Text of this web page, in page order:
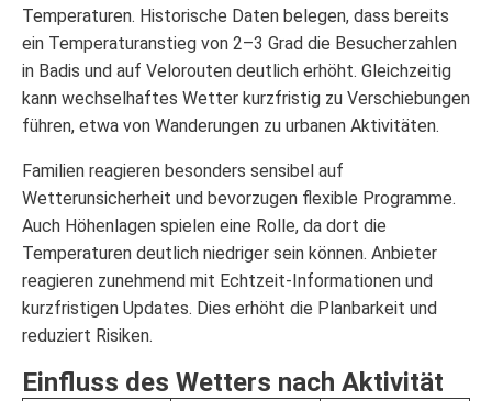
Temperaturen. Historische Daten belegen, dass bereits
ein Temperaturanstieg von 2–3 Grad die Besucherzahlen
in Badis und auf Velorouten deutlich erhöht. Gleichzeitig
kann wechselhaftes Wetter kurzfristig zu Verschiebungen
führen, etwa von Wanderungen zu urbanen Aktivitäten.
Familien reagieren besonders sensibel auf
Wetterunsicherheit und bevorzugen flexible Programme.
Auch Höhenlagen spielen eine Rolle, da dort die
Temperaturen deutlich niedriger sein können. Anbieter
reagieren zunehmend mit Echtzeit-Informationen und
kurzfristigen Updates. Dies erhöht die Planbarkeit und
reduziert Risiken.
Einfluss des Wetters nach Aktivität